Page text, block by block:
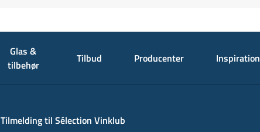
Glas &
tilbehør
Tilbud Producenter Inspiration
Tilmelding til Sélection Vinklub